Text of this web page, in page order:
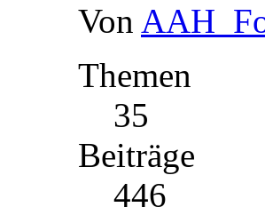
Von
Themen
35
Beiträge
446